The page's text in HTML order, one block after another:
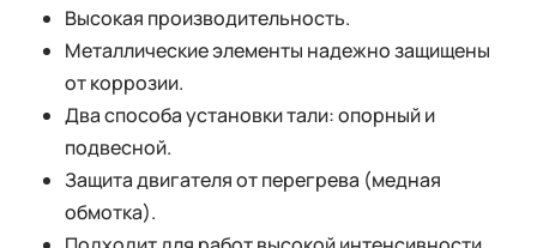
Высокая производительность.
Металлические элементы надежно защищены
от коррозии.
Два способа установки тали: опорный и
подвесной.
Защита двигателя от перегрева (медная
обмотка).